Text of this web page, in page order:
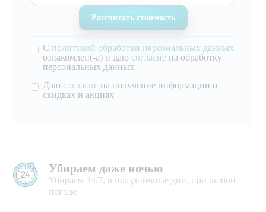
С политикой обработки персональных данных
ознакомлен(-а) и даю согласие на обработку
персональных данных
Даю согласие на получение информации о
скидках и акциях
Убираем даже ночью
Убираем 24/7, в праздничные дни, при любой
погоде